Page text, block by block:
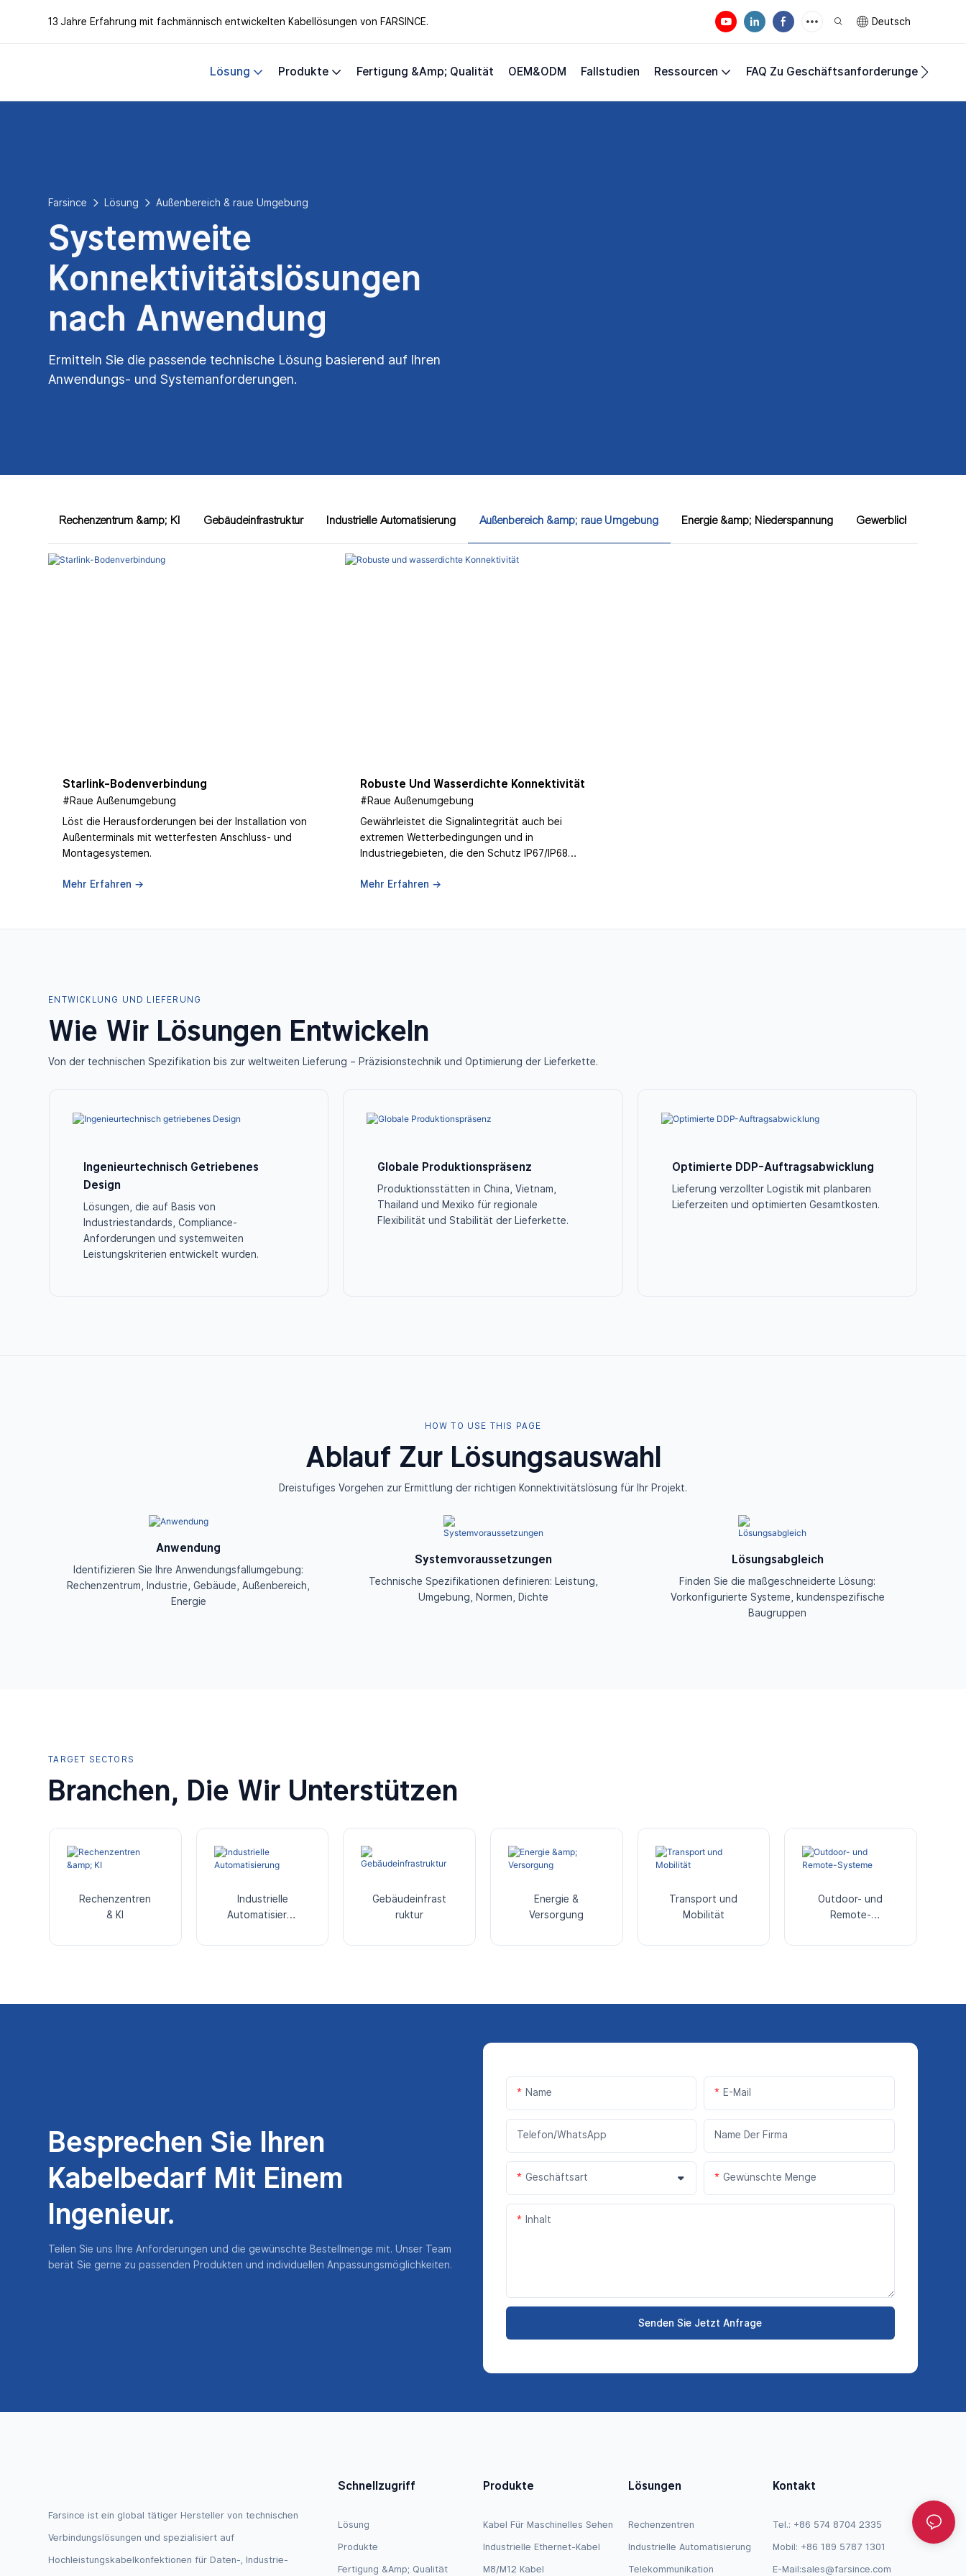
13 Jahre Erfahrung mit fachmännisch entwickelten Kabellösungen von FARSINCE. Deutsch
Lösung Produkte Fertigung &amp; Qualität OEM&ODM Fallstudien Ressourcen FAQ Zu Geschäftsanforderungen
Farsince Lösung Außenbereich & raue Umgebung
Systemweite
Konnektivitätslösungen
nach Anwendung
Ermitteln Sie die passende technische Lösung basierend auf Ihren
Anwendungs- und Systemanforderungen.
Rechenzentrum &amp; KI Gebäudeinfrastruktur Industrielle Automatisierung Außenbereich &amp; raue Umgebung Energie &amp; Niederspannung Gewerbliche Audio-/
Starlink-Bodenverbindung
#Raue Außenumgebung
Löst die Herausforderungen bei der Installation von
Außenterminals mit wetterfesten Anschluss- und
Montagesystemen.
Mehr Erfahren →
Robuste Und Wasserdichte Konnektivität
#Raue Außenumgebung
Gewährleistet die Signalintegrität auch bei
extremen Wetterbedingungen und in
Industriegebieten, die den Schutz IP67/IP68
Mehr Erfahren →
ENTWICKLUNG UND LIEFERUNG
Wie Wir Lösungen Entwickeln
Von der technischen Spezifikation bis zur weltweiten Lieferung – Präzisionstechnik und Optimierung der Lieferkette.
Ingenieurtechnisch Getriebenes
Design
Lösungen, die auf Basis von
Industriestandards, Compliance-
Anforderungen und systemweiten
Leistungskriterien entwickelt wurden.
Globale Produktionspräsenz
Produktionsstätten in China, Vietnam,
Thailand und Mexiko für regionale
Flexibilität und Stabilität der Lieferkette.
Optimierte DDP-Auftragsabwicklung
Lieferung verzollter Logistik mit planbaren
Lieferzeiten und optimierten Gesamtkosten.
HOW TO USE THIS PAGE
Ablauf Zur Lösungsauswahl
Dreistufiges Vorgehen zur Ermittlung der richtigen Konnektivitätslösung für Ihr Projekt.
Anwendung
Identifizieren Sie Ihre Anwendungsfallumgebung:
Rechenzentrum, Industrie, Gebäude, Außenbereich,
Energie
Systemvoraussetzungen
Technische Spezifikationen definieren: Leistung,
Umgebung, Normen, Dichte
Lösungsabgleich
Finden Sie die maßgeschneiderte Lösung:
Vorkonfigurierte Systeme, kundenspezifische
Baugruppen
TARGET SECTORS
Branchen, Die Wir Unterstützen
Rechenzentren
& KI
Industrielle
Automatisierun
Gebäudeinfrast
ruktur
Energie &
Versorgung
Transport und
Mobilität
Outdoor- und
Remote-
Besprechen Sie Ihren
Kabelbedarf Mit Einem
Ingenieur.
Teilen Sie uns Ihre Anforderungen und die gewünschte Bestellmenge mit. Unser Team
berät Sie gerne zu passenden Produkten und individuellen Anpassungsmöglichkeiten.
Name E-Mail
Telefon/WhatsApp Name Der Firma
Geschäftsart Gewünschte Menge
Inhalt
Senden Sie Jetzt Anfrage
Farsince ist ein global tätiger Hersteller von technischen
Verbindungslösungen und spezialisiert auf
Hochleistungskabelkonfektionen für Daten-, Industrie-
Schnellzugriff
Lösung
Produkte
Fertigung &amp; Qualität
Produkte
Kabel Für Maschinelles Sehen
Industrielle Ethernet-Kabel
M8/M12 Kabel
Lösungen
Rechenzentren
Industrielle Automatisierung
Telekommunikation
Kontakt
Tel.: +86 574 8704 2335
Mobil: +86 189 5787 1301
E-Mail:sales@farsince.com